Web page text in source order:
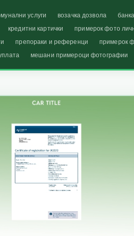
услуги возачка дозвола
кредитни картички примерок фото
препораки и референци примерок
мешани примероци фотографии